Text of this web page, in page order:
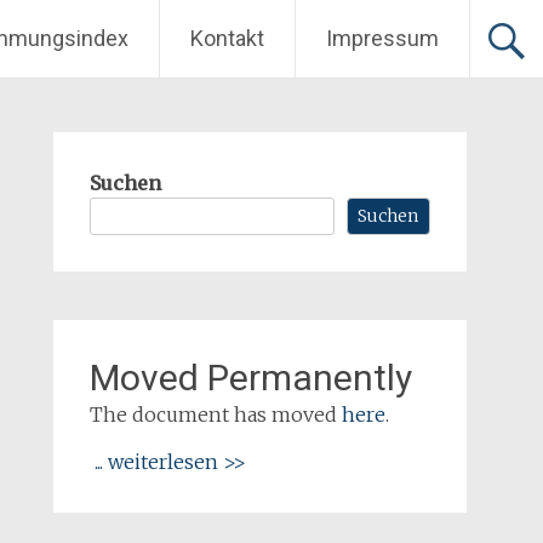
Kontakt Impressum
Suchen
Suchen
Moved Permanently
The document has moved here.
... weiterlesen >>